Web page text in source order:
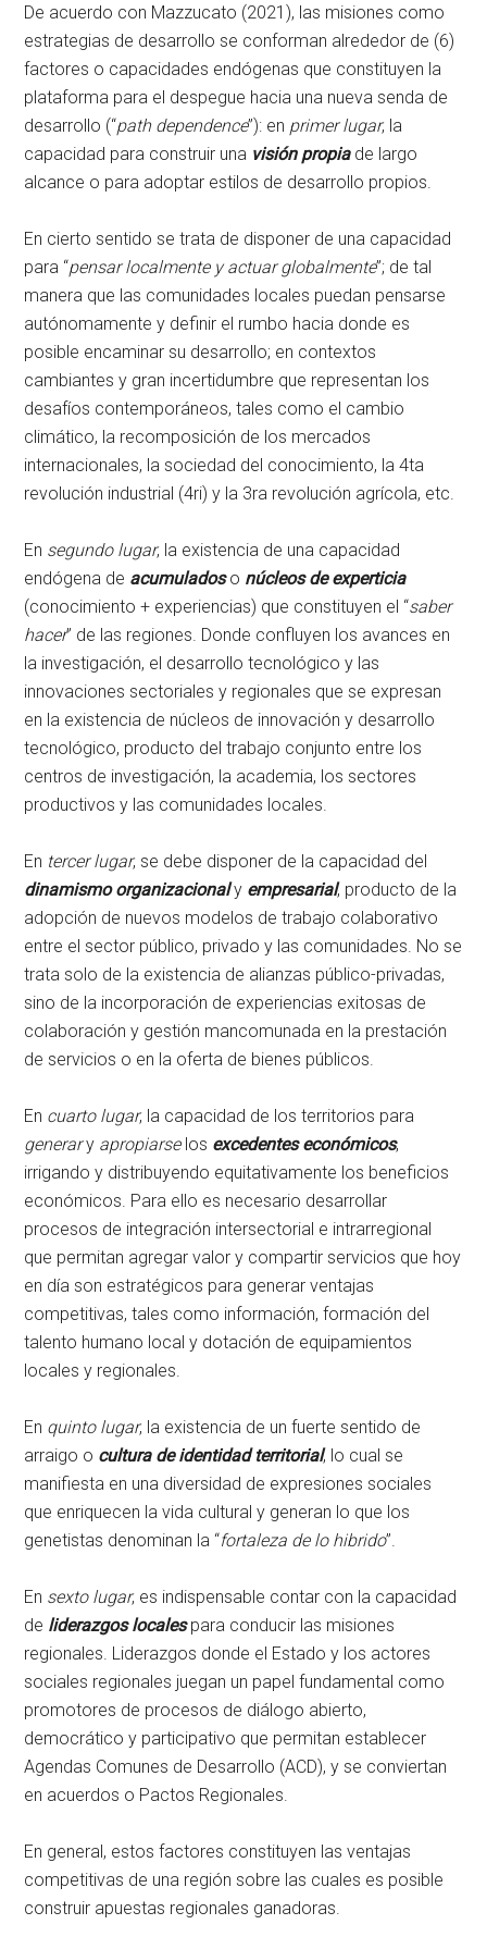
De acuerdo con Mazzucato (2021), las misiones como
estrategias de desarrollo se conforman alrededor de (6)
factores o capacidades endógenas que constituyen la
plataforma para el despegue hacia una nueva senda de
desarrollo (“path dependence”): en primer lugar, la
capacidad para construir una visión propiade largo
alcance o para adoptar estilos de desarrollo propios.
En cierto sentido se trata de disponer de una capacidad
para “pensar localmente y actuar globalmente”; de tal
manera que las comunidades locales puedan pensarse
autónomamente y definir el rumbo hacia donde es
posible encaminar su desarrollo; en contextos
cambiantes y gran incertidumbre que representan los
desafíos contemporáneos, tales como el cambio
climático, la recomposición de los mercados
internacionales, la sociedad del conocimiento, la 4ta
revolución industrial (4ri) y la 3ra revolución agrícola, etc.
En segundo lugar, la existencia de una capacidad
endógena de acumuladoso núcleos de experticia
(conocimiento + experiencias) que constituyen el “saber
hacer” de las regiones. Donde confluyen los avances en
la investigación, el desarrollo tecnológico y las
innovaciones sectoriales y regionales que se expresan
en la existencia de núcleos de innovación y desarrollo
tecnológico, producto del trabajo conjunto entre los
centros de investigación, la academia, los sectores
productivos y las comunidades locales.
En tercer lugar, se debe disponer de la capacidad del
dinamismo organizacionaly empresarial, producto de la
adopción de nuevos modelos de trabajo colaborativo
entre el sector público, privado y las comunidades. No se
trata solo de la existencia de alianzas público-privadas,
sino de la incorporación de experiencias exitosas de
colaboración y gestión mancomunada en la prestación
de servicios o en la oferta de bienes públicos.
En cuarto lugar, la capacidad de los territorios para
generary apropiarselos excedentes económicos,
irrigando y distribuyendo equitativamente los beneficios
económicos. Para ello es necesario desarrollar
procesos de integración intersectorial e intrarregional
que permitan agregar valor y compartir servicios que hoy
en día son estratégicos para generar ventajas
competitivas, tales como información, formación del
talento humano local y dotación de equipamientos
locales y regionales.
En quinto lugar, la existencia de un fuerte sentido de
arraigo o cultura de identidad territorial, lo cual se
manifiesta en una diversidad de expresiones sociales
que enriquecen la vida cultural y generan lo que los
genetistas denominan la “fortaleza de lo hibrido”.
En sexto lugar, es indispensable contar con la capacidad
de liderazgos localespara conducir las misiones
regionales. Liderazgos donde el Estado y los actores
sociales regionales juegan un papel fundamental como
promotores de procesos de diálogo abierto,
democrático y participativo que permitan establecer
Agendas Comunes de Desarrollo (ACD), y se conviertan
en acuerdos o Pactos Regionales.
En general, estos factores constituyen las ventajas
competitivas de una región sobre las cuales es posible
construir apuestas regionales ganadoras.